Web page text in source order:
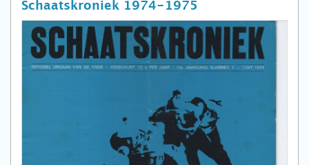
Schaatskroniek 1974-1975